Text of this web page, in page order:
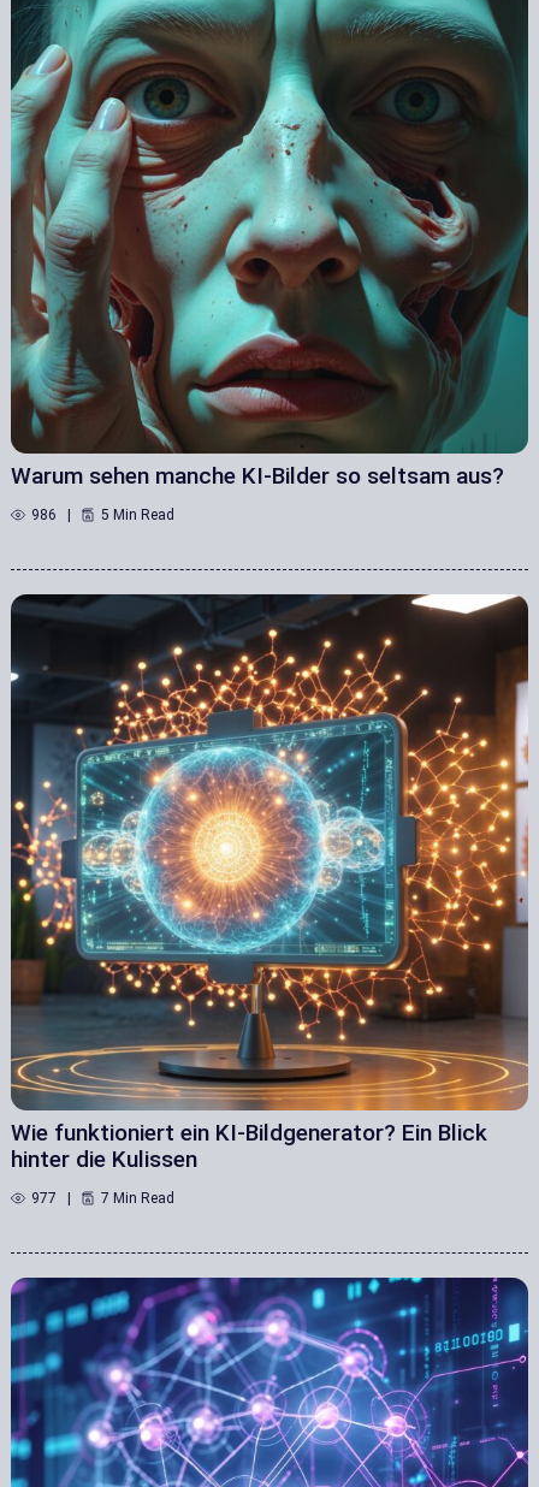
Warum sehen manche KI-Bilder so seltsam aus?
986 5 Min Read
Wie funktioniert ein KI-Bildgenerator? Ein Blick
hinter die Kulissen
977 7 Min Read